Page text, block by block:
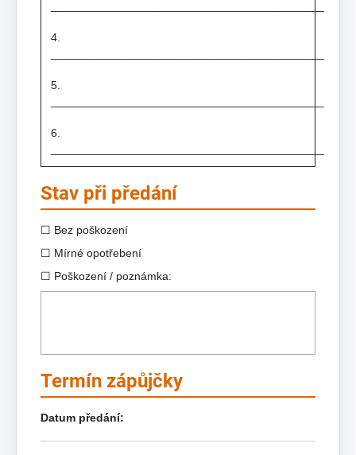
4.
5.
6.
Stav při předání
☐ Bez poškození
☐ Mírné opotřebení
☐ Poškození / poznámka:
Termín zápůjčky
Datum předání: